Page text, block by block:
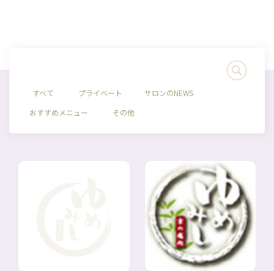
すべて プライベート
サロンのNEWS
おすすめメニュー
その他